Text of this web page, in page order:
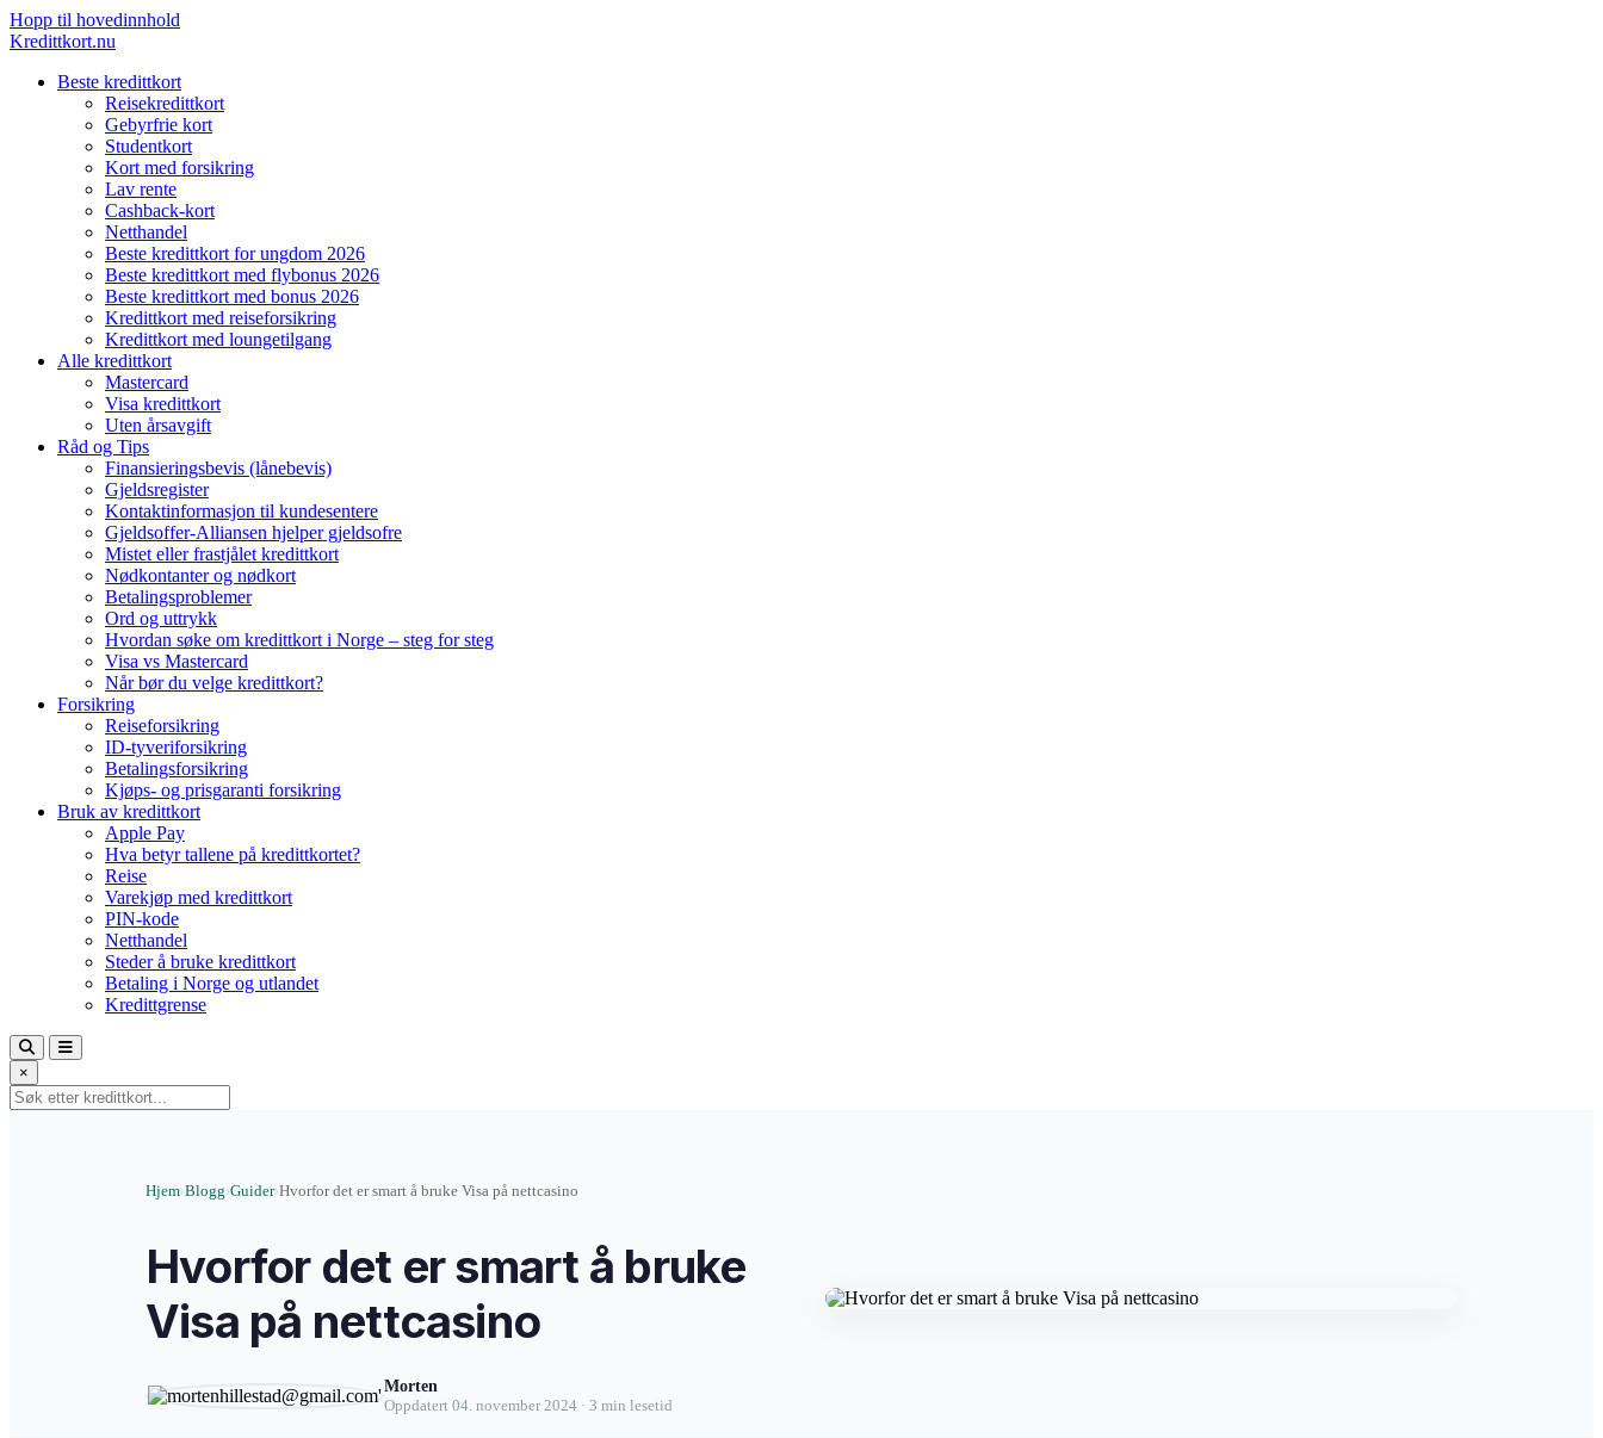
Hopp til hovedinnhold
Kredittkort.nu
Beste kredittkort
Reisekredittkort
Gebyrfrie kort
Studentkort
Kort med forsikring
Lav rente
Cashback-kort
Netthandel
Beste kredittkort for ungdom 2026
Beste kredittkort med flybonus 2026
Beste kredittkort med bonus 2026
Kredittkort med reiseforsikring
Kredittkort med loungetilgang
Alle kredittkort
Mastercard
Visa kredittkort
Uten årsavgift
Råd og Tips
Finansieringsbevis (lånebevis)
Gjeldsregister
Kontaktinformasjon til kundesentere
Gjeldsoffer-Alliansen hjelper gjeldsofre
Mistet eller frastjålet kredittkort
Nødkontanter og nødkort
Betalingsproblemer
Ord og uttrykk
Hvordan søke om kredittkort i Norge – steg for steg
Visa vs Mastercard
Når bør du velge kredittkort?
Forsikring
Reiseforsikring
ID-tyveriforsikring
Betalingsforsikring
Kjøps- og prisgaranti forsikring
Bruk av kredittkort
Apple Pay
Hva betyr tallene på kredittkortet?
Reise
Varekjøp med kredittkort
PIN-kode
Netthandel
Steder å bruke kredittkort
Betaling i Norge og utlandet
Kredittgrense
×
Hjem›Blogg›Guider›Hvorfor det er smart å bruke Visa på nettcasino
Hvorfor det er smart å bruke
Visa på nettcasino
Morten
Oppdatert 04. november 2024 · 3 min lesetid